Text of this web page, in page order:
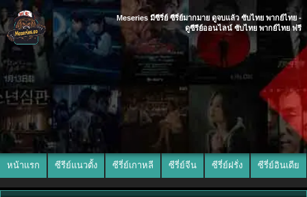
Meseries มีซีรี่ย์ ซีรี่ย์มากมาย ดูจบแล้ว ซับไทย พากย์ไทย -
ดูซีรีย์ออนไลน์ ซับไทย พากย์ไทย ฟรี
หน้าแรก ซีรีย์แนวตั้ง ซีรี่ย์เกาหลี ซีรี่ย์จีน ซีรี่ย์ฝรั่ง ซีรี่ย์อินเดีย